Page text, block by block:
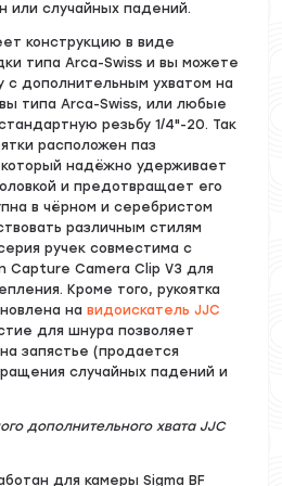
или случайных падений.
конструкцию в виде
типа Arca-Swiss и вы можете
с дополнительным ухватом на
типа Arca-Swiss, или любые
резьбу 1/4"-20. Так
расположен паз
надёжно удерживает
и предотвращает его
в чёрном и серебристом
различным стилям
ручек совместима с
Capture Camera Clip V3 для
Кроме того, рукоятка
навидоискатель JJC
для шнура позволяет
запястье (продается
случайных падений и
дополнительного хвата JJC
для камеры Sigma BF